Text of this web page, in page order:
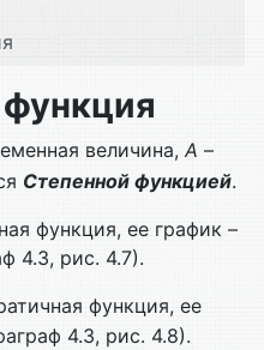
величина,A –
Степенной функцией.
функция, ее график –
4.3, рис. 4.7).
функция, ее
4.3, рис. 4.8).